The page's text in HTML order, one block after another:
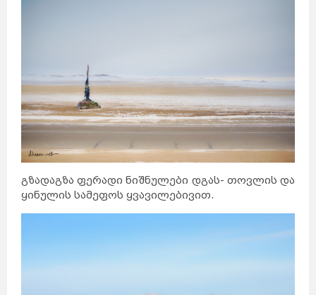
გზადაგზა ფერადი ნიშნულები დგას- თოვლის და
ყინულის სამეფოს ყვავილებივით.